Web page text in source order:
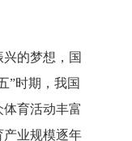
的梦想，国
”时期，我国
育活动丰富
产业规模逐年